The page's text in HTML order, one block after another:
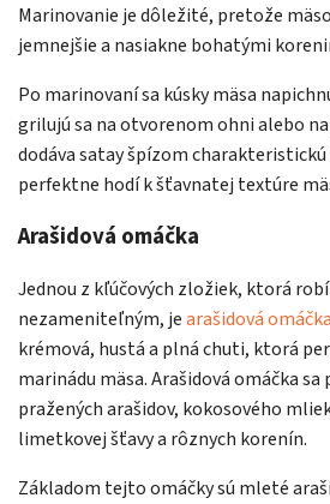
Marinovanie je dôležité, pretože
jemnejšie a nasiakne bohatými
Po marinovaní sa kúsky mäsa
grilujú sa na otvorenom ohni alebo
dodáva satay špízom
perfektne hodí k šťavnatej textúre
Arašidová omáčka
Jednou z kľúčových zložiek, ktorá
nezameniteľným, jearašidová omáčka
krémová, hustá a plná chuti, ktorá
marinádu mäsa. Arašidová omáčka
pražených arašidov, kokosového
limetkovej šťavy a rôznych korenín.
Základom tejto omáčky sú mleté